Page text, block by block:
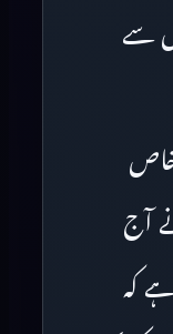
سے
خاص
آج
کہ